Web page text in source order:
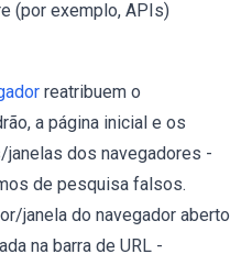
(por exemplo, APIs)
reatribuem o
a página inicial e os
dos navegadores -
de pesquisa falsos.
janela do navegador aberto
na barra de URL -